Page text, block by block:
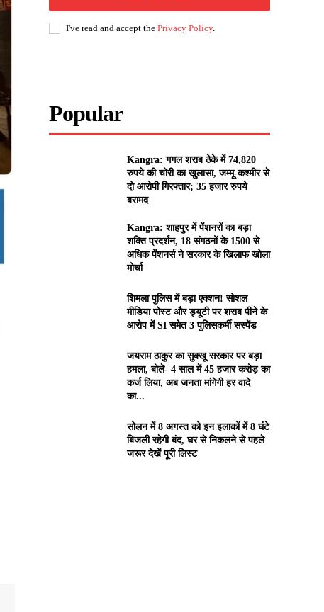
I've read and accept thePrivacy Policy.
Popular
Kangra: गगल शराब ठेके में 74,820
रुपये की चोरी का खुलासा, जम्मू-कश्मीर से
दो आरोपी गिरफ्तार; 35 हजार रुपये
बरामद
Kangra: शाहपुर में पेंशनरों का बड़ा
शक्ति प्रदर्शन, 18 संगठनों के 1500 से
अधिक पेंशनर्स ने सरकार के खिलाफ खोला
मोर्चा
शिमला पुलिस में बड़ा एक्शन! सोशल
मीडिया पोस्ट और ड्यूटी पर शराब पीने के
आरोप में SI समेत 3 पुलिसकर्मी सस्पेंड
जयराम ठाकुर का सुक्खू सरकार पर बड़ा
हमला, बोले- 4 साल में 45 हजार करोड़ का
कर्ज लिया, अब जनता मांगेगी हर वादे
का...
सोलन में 8 अगस्त को इन इलाकों में 8 घंटे
बिजली रहेगी बंद, घर से निकलने से पहले
जरूर देखें पूरी लिस्ट